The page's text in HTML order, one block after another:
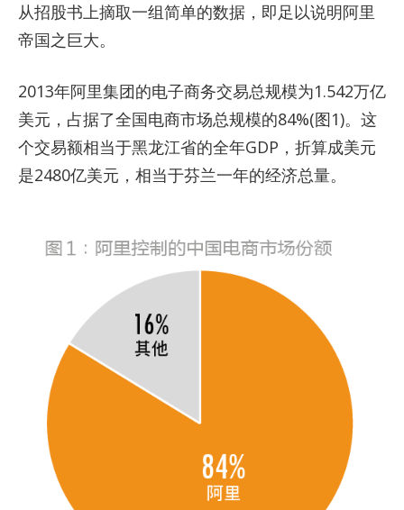
从招股书上摘取一组简单的数据，即足以说明阿里
帝国之巨大。
2013年阿里集团的电子商务交易总规模为1.542万亿
美元，占据了全国电商市场总规模的84%(图1)。这
个交易额相当于黑龙江省的全年GDP，折算成美元
是2480亿美元，相当于芬兰一年的经济总量。